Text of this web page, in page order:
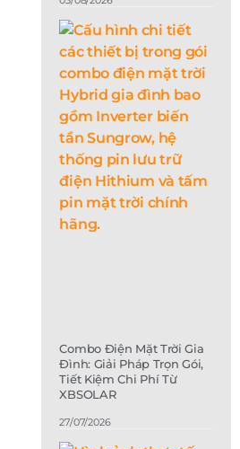
Combo Điện Mặt Trời Gia
Đình: Giải Pháp Trọn Gói,
Tiết Kiệm Chi Phí Từ
XBSOLAR
27/07/2026